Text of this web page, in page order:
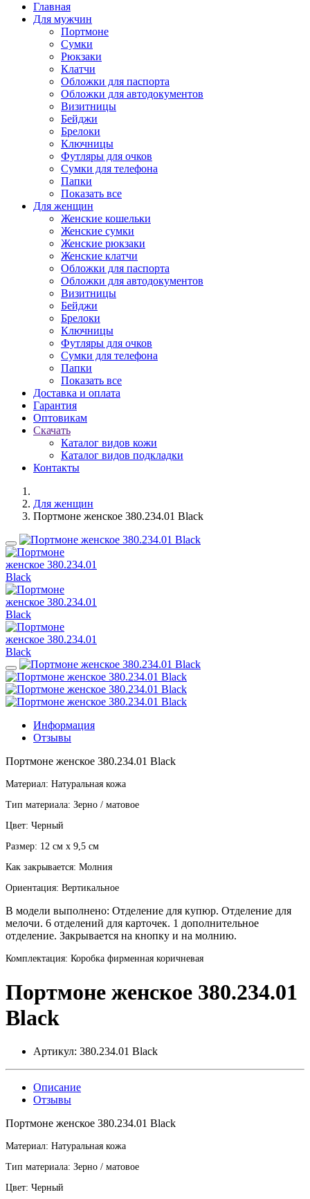
Главная
Для мужчин
Портмоне
Сумки
Рюкзаки
Клатчи
Обложки для паспорта
Обложки для автодокументов
Визитницы
Бейджи
Брелоки
Ключницы
Футляры для очков
Сумки для телефона
Папки
Показать все
Для женщин
Женские кошельки
Женские сумки
Женские рюкзаки
Женские клатчи
Обложки для паспорта
Обложки для автодокументов
Визитницы
Бейджи
Брелоки
Ключницы
Футляры для очков
Сумки для телефона
Папки
Показать все
Доставка и оплата
Гарантия
Оптовикам
Скачать
Каталог видов кожи
Каталог видов подкладки
Контакты
Для женщин
Портмоне женское 380.234.01 Black
Информация
Отзывы
Портмоне женское 380.234.01 Black
Материал: Натуральная кожа
Тип материала: Зерно / матовое
Цвет: Черный
Размер: 12 см х 9,5 см
Как закрывается: Молния
Ориентация: Вертикальное
В модели выполнено: Отделение для купюр. Отделение для
мелочи. 6 отделений для карточек. 1 дополнительное
отделение. Закрывается на кнопку и на молнию.
Комплектация: Коробка фирменная коричневая
Портмоне женское 380.234.01
Black
Артикул: 380.234.01 Black
Описание
Отзывы
Портмоне женское 380.234.01 Black
Материал: Натуральная кожа
Тип материала: Зерно / матовое
Цвет: Черный